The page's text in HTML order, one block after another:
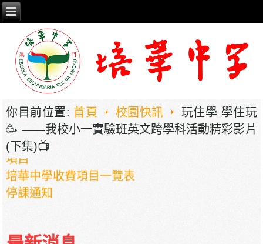
你目前位置: 首頁 校園快訊
玩住學 學住玩
🥳 ——我校小一實驗班英文跨學科活動精彩影片
(下集)📺
2026年职业教育国家教学成果奖申报——《普职
相融，技教生香——澳门三融六通九评教育模式
建构》
培華中學2024-2025學年報名費、註冊費、學
費、補充服務費、學校選擇性服務費及學校代收
項目
培華中學收費項目一覽表
停課通知